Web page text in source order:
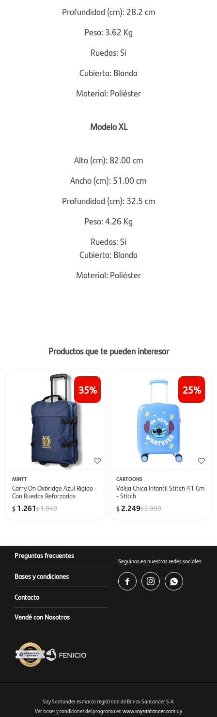
Profundidad (cm): 28.2 cm
Peso: 3.62 Kg
Ruedas:Si
Cubierta: Blanda
Material: Poliéster
Modelo XL
Alto (cm):82.00 cm
Ancho (cm): 51.00 cm
Profundidad (cm): 32.5 cm
Peso:4.26 Kg
Ruedas:Si
Cubierta: Blanda
Material: Poliéster
Productos que te pueden interesar
35
MINTT
Carry On Oxbridge Azul Rígido -
Con Ruedas Reforzadas
$ 1.261$1.940
25
CARTOONS
Valija Chica Infantil Stitch 41 Cm
- Stitch
$2.249$2.999
Preguntas frecuentes
Bases y condiciones
Contacto
Vendé con Nosotros
Seguinos en nuestras redes sociales
  
Soy Santander es marca registrada de Banco Santander S.A.
Ver bases y condiciones del programa en www.soysantander.com.uy